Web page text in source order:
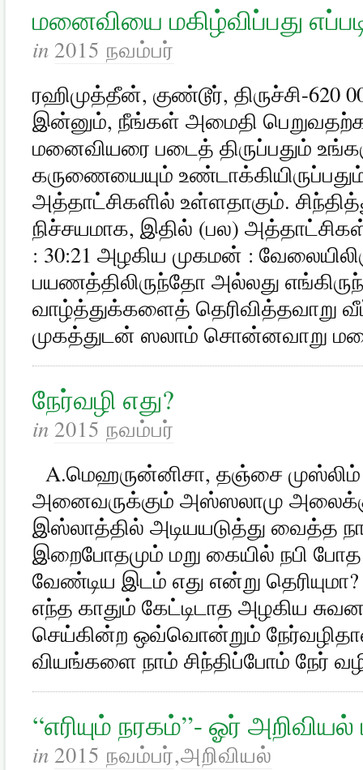
மனைவியை மகிழ்விப்பது
in 2015 நவம்பர்
ரஹிமுத்தீன், குண்டூர், திருச்சி-620
இன்னும், நீங்கள் அமைதி
மனைவியரை படைத் திருப்பதும்
கருணையையும்
அத்தாட்சிகளில் உள்ளதாகும்.
நிச்சயமாக, இதில் (பல)
: 30:21 அழகிய முகமன் :
பயணத்திலிருந்தோ அல்லது
வாழ்த்துக்களைத் தெரிவித்தவாறு
முகத்துடன் ஸலாம் சொன்னவாறு
நேர்வழி எது?
in 2015 நவம்பர்
A.மெஹருன்னிசா, தஞ்சை
அனைவருக்கும் அஸ்ஸலாமு
இஸ்லாத்தில் அடியயடுத்து வைத்த
இறைபோதமும் மறு கையில் நபி
வேண்டிய இடம் எது என்று
எந்த காதும் கேட்டிடாத அழகிய
செய்கின்ற ஒவ்வொன்றும்
வி­யங்களை நாம் சிந்திப்போம் நேர்
“எரியும் நரகம்”- ஓர்
in 2015 நவம்பர்,அறிவியல்